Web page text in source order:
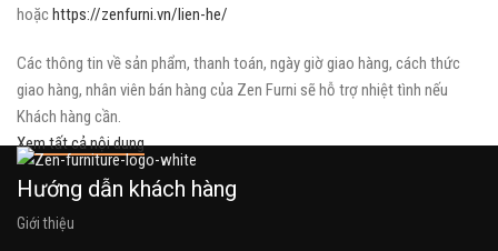
hoặchttps://zenfurni.vn/lien-he/
Các thông tin về sản phẩm, thanh toán, ngày giờ giao hàng, cách thức
giao hàng, nhân viên bán hàng của Zen Furni sẽ hỗ trợ nhiệt tình nếu
Khách hàng cần.
Xem tất cả nội dung
Hướng dẫn khách hàng
Giới thiệu